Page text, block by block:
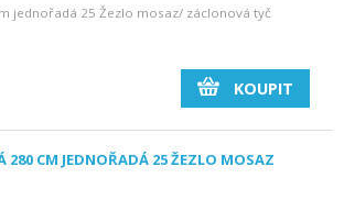
jednořadá 25 Žezlo mosaz/ záclonová tyč
KOUPIT
280 CM JEDNOŘADÁ 25 ŽEZLO MOSAZ